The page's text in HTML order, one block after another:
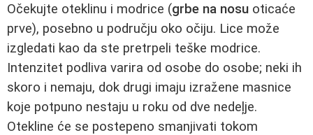
Očekujte oteklinu i modrice (grbe na nosu oticaće
prve), posebno u području oko očiju. Lice može
izgledati kao da ste pretrpeli teške modrice.
Intenzitet podliva varira od osobe do osobe; neki ih
skoro i nemaju, dok drugi imaju izražene masnice
koje potpuno nestaju u roku od dve nedeļje.
Otekline će se postepeno smanjivati tokom